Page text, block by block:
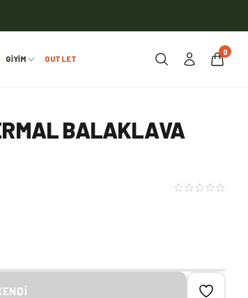
GIYIM OUTLET
0
BALAKLAVA